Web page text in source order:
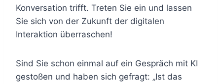
Konversation trifft. Treten Sie ein und lassen
Sie sich von der Zukunft der digitalen
Interaktion überraschen!
Sind Sie schon einmal auf ein Gespräch mit KI
gestoßen und haben sich gefragt: „Ist das